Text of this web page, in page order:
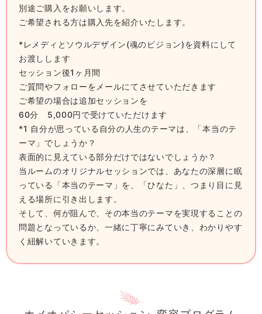
別途ご購入をお願いします。
ご希望される方は購入先を紹介いたします。
*レメディとソウルデザイン(魂のビジョン)を資料にして
お渡しします
セッション後1ヶ月間
ご質問やフォローをメールにてさせていただきます
ご希望の場合は追加セッションを
60分 5,000円で受けていただけます
*1 自分が思っている自分の人生のテーマは、「本当のテ
ーマ」でしょうか？
表面的に見えている部分だけではないでしょうか？
当ルームのオリジナルセッションでは、あなたの深層に眠
っている「本当のテーマ」を、「ひなた」、つまり目に見
える場所に引き出します。
そして、何が阻んで、その本当のテーマを実現することの
問題となっているか、一緒に丁寧にみていき、わかりやす
く紐解いていきます。